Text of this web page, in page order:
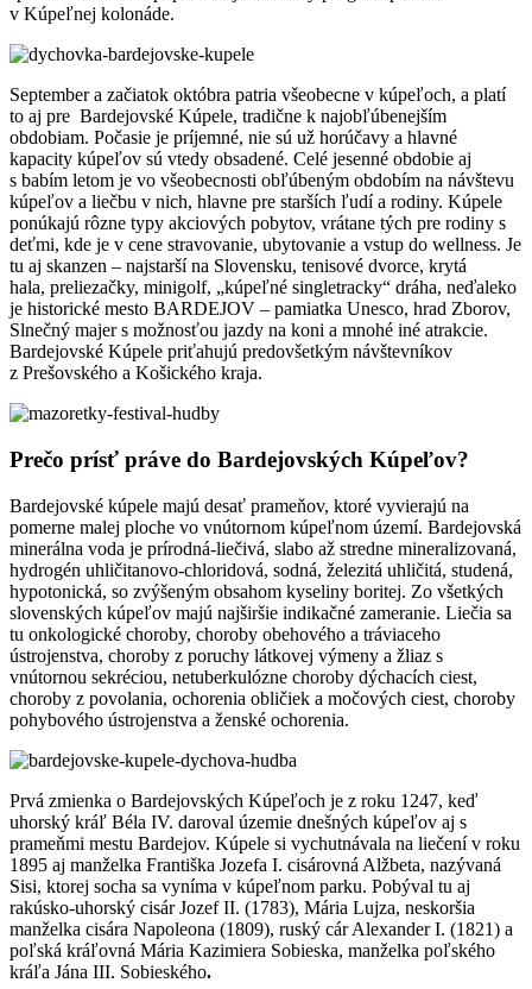
v Kúpeľnej kolonáde.
September a začiatok októbra patria všeobecne v kúpeľoch, a platí
to aj pre Bardejovské Kúpele, tradične k najobľúbenejším
obdobiam. Počasie je príjemné, nie sú už horúčavy a hlavné
kapacity kúpeľov sú vtedy obsadené. Celé jesenné obdobie aj
s babím letom je vo všeobecnosti obľúbeným obdobím na návštevu
kúpeľov a liečbu v nich, hlavne pre starších ľudí a rodiny. Kúpele
ponúkajú rôzne typy akciových pobytov, vrátane tých pre rodiny s
deťmi, kde je v cene stravovanie, ubytovanie a vstup do wellness. Je
tu aj skanzen – najstarší na Slovensku, tenisové dvorce, krytá
hala, preliezačky, minigolf, „kúpeľné singletracky“ dráha, neďaleko
je historické mesto BARDEJOV – pamiatka Unesco, hrad Zborov,
Slnečný majer s možnosťou jazdy na koni a mnohé iné atrakcie.
Bardejovské Kúpele priťahujú predovšetkým návštevníkov
z Prešovského a Košického kraja.
Prečo prísť práve do Bardejovských Kúpeľov?
Bardejovské kúpele majú desať prameňov, ktoré vyvierajú na
pomerne malej ploche vo vnútornom kúpeľnom území. Bardejovská
minerálna voda je prírodná-liečivá, slabo až stredne mineralizovaná,
hydrogén uhličitanovo-chloridová, sodná, železitá uhličitá, studená,
hypotonická, so zvýšeným obsahom kyseliny boritej. Zo všetkých
slovenských kúpeľov majú najširšie indikačné zameranie. Liečia sa
tu onkologické choroby, choroby obehového a tráviaceho
ústrojenstva, choroby z poruchy látkovej výmeny a žliaz s
vnútornou sekréciou, netuberkulózne choroby dýchacích ciest,
choroby z povolania, ochorenia obličiek a močových ciest, choroby
pohybového ústrojenstva a ženské ochorenia.
Prvá zmienka o Bardejovských Kúpeľoch je z roku 1247, keď
uhorský kráľ Béla IV. daroval územie dnešných kúpeľov aj s
prameňmi mestu Bardejov. Kúpele si vychutnávala na liečení v roku
1895 aj manželka Františka Jozefa I. cisárovná Alžbeta, nazývaná
Sisi, ktorej socha sa vyníma v kúpeľnom parku. Pobýval tu aj
rakúsko-uhorský cisár Jozef II. (1783), Mária Lujza, neskoršia
manželka cisára Napoleona (1809), ruský cár Alexander I. (1821) a
poľská kráľovná Mária Kazimiera Sobieska, manželka poľského
kráľa Jána III. Sobieského.